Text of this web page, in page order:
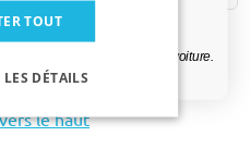
le haut
TOUT
DÉTAILS
offres pertinentes pour votre voiture.